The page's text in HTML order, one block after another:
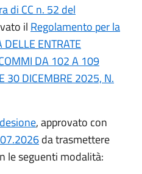
di CC n. 52 del
il Regolamento per la
DELLE ENTRATE
DA 102 A 109
30 DICEMBRE 2025, N.
, approvato con
da trasmettere
le seguenti modalità: